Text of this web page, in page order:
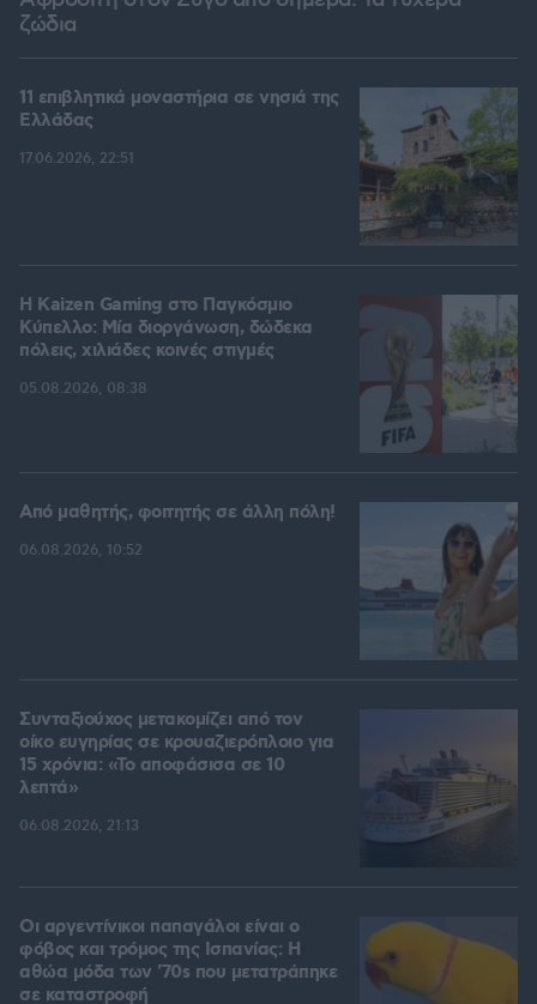
ζώδια
11 επιβλητικά μοναστήρια σε νησιά της
Ελλάδας
17.06.2026, 22:51
H Kaizen Gaming στο Παγκόσμιο
Kύπελλο: Μία διοργάνωση, δώδεκα
πόλεις, χιλιάδες κοινές στιγμές
05.08.2026, 08:38
Από μαθητής, φοιτητής σε άλλη πόλη!
06.08.2026, 10:52
Συνταξιούχος μετακομίζει από τον
οίκο ευγηρίας σε κρουαζιερόπλοιο για
15 χρόνια: «Το αποφάσισα σε 10
λεπτά»
06.08.2026, 21:13
Οι αργεντίνικοι παπαγάλοι είναι ο
φόβος και τρόμος της Ισπανίας: Η
αθώα μόδα των '70s που μετατράπηκε
σε καταστροφή